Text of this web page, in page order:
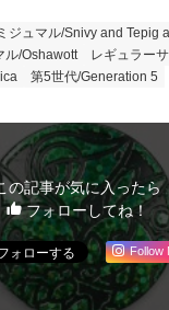
ジュマル/Snivy and Tepig
ル/Oshawott
レギュラー
第5世代/Generation 5
の記事が気に入ったら
フォローしてね！
Follow